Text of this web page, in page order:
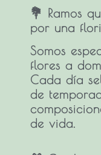
💐 Ramos
por una
Somos
flores a
Cada día
de
de vida.